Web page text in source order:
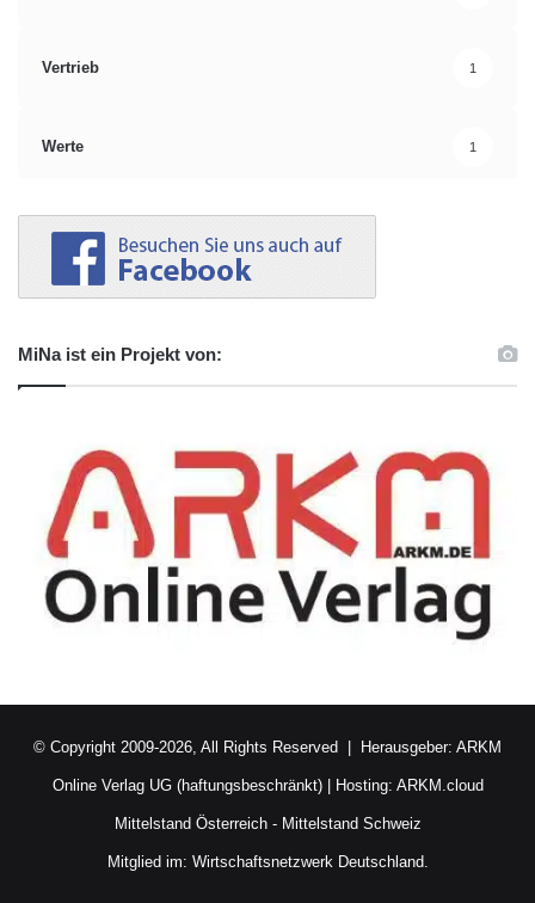
Vertrieb 1
Werte 1
MiNa ist ein Projekt von:
© Copyright 2009-2026, All Rights Reserved | Herausgeber: ARKM
Online Verlag UG (haftungsbeschränkt)| Hosting: ARKM.cloud
Mittelstand Österreich- Mittelstand Schweiz
Mitglied im: Wirtschaftsnetzwerk Deutschland.